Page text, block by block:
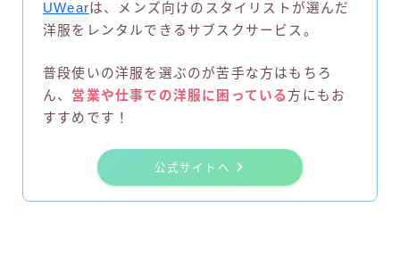
UWearは、メンズ向けのスタイリストが選んだ
洋服をレンタルできるサブスクサービス。
普段使いの洋服を選ぶのが苦手な方はもちろ
ん、 営業や仕事での洋服に困っている方にもお
すすめです！
公式サイトへ